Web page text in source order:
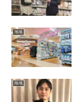
地域
地域